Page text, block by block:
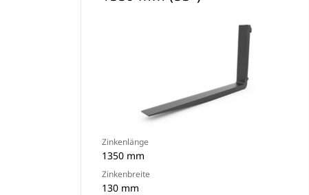
Zinkenlänge
1350 mm
Zinkenbreite
130 mm